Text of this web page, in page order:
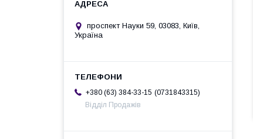
проспект Науки 59, 03083, Київ,
Україна
+380 (63) 384-33-15
0731843315
Відділ Продажів